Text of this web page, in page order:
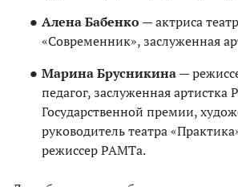
Алена Бабенко — актриса
«Современник», заслуженная
Марина Брусникина—
педагог, заслуженная артистка
Государственной премии,
руководитель театра
режиссер РАМТа.